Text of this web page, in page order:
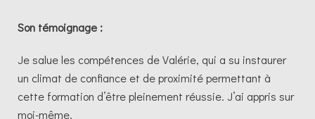
Son témoignage :
Je salue les compétences de Valérie, qui a su instaurer
un climat de confiance et de proximité permettant à
cette formation d’être pleinement réussie. J’ai appris sur
moi-même.